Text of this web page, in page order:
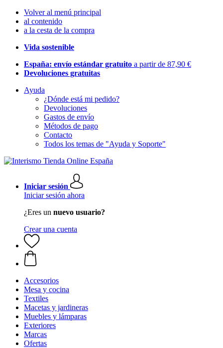
Volver al menú principal
al contenido
a la cesta de la compra
Vida sostenible
España: envío estándar gratuito a partir de 87,90 €
Devoluciones gratuitas
Ayuda
¿Dónde está mi pedido?
Devoluciones
Gastos de envío
Métodos de pago
Contacto
Todos los temas de "Ayuda y Soporte"
Iniciar sesión
Iniciar sesión ahora
¿Eres un nuevo usuario?
Crear una cuenta
Accesorios
Mesa y cocina
Textiles
Macetas y jardineras
Muebles y lámparas
Exteriores
Marcas
Ofertas